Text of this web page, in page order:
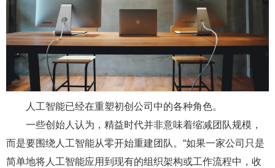
人工智能已经在重塑初创公司中的各种角色。
一些创始人认为，精益时代并非意味着缩减团队规模，
而是要围绕人工智能从零开始重建团队。“如果一家公司只是
简单地将人工智能应用到现有的组织架构或工作流程中，收